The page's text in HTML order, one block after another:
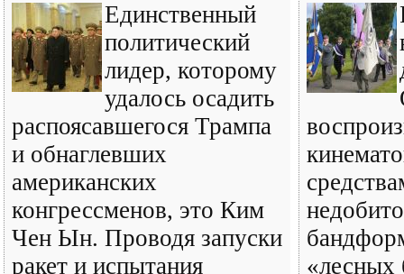
Единственный
политический
лидер, которому
удалось осадить
распоясавшегося Трампа
и обнаглевших
американских
конгрессменов, это Ким
Чен Ын. Проводя запуски
ракет и испытания
«лесных